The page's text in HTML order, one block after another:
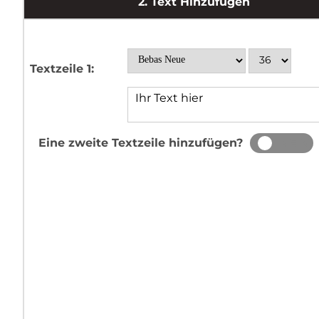
Textzeile 1:
Eine zweite Textzeile hinzufügen?
JA